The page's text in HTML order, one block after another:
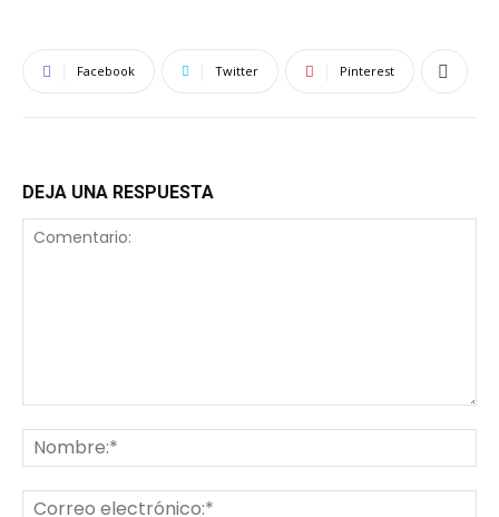
Facebook Twitter Pinterest
DEJA UNA RESPUESTA